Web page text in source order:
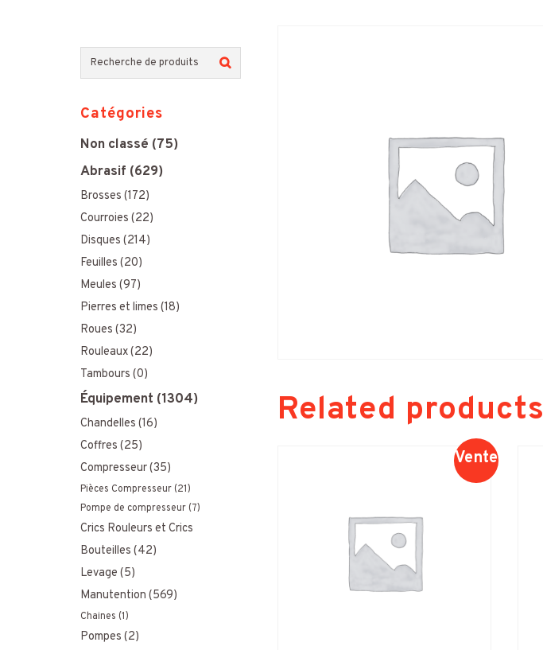
Related products
Vente
c
h
e
r
c
h
e
o
u
r
:
Catégories
Non classé (75)
Abrasif (629)
Brosses (172)
Courroies (22)
Disques (214)
Feuilles (20)
Meules (97)
Pierres et limes (18)
Roues (32)
Rouleaux(22)
Tambours (0)
Équipement (1304)
Chandelles (16)
Coffres (25)
Compresseur(35)
Pièces Compresseur (21)
Pompe de compresseur (7)
Crics Rouleurs et Crics
Bouteilles (42)
Levage (5)
Manutention (569)
Chaines (1)
Pompes (2)